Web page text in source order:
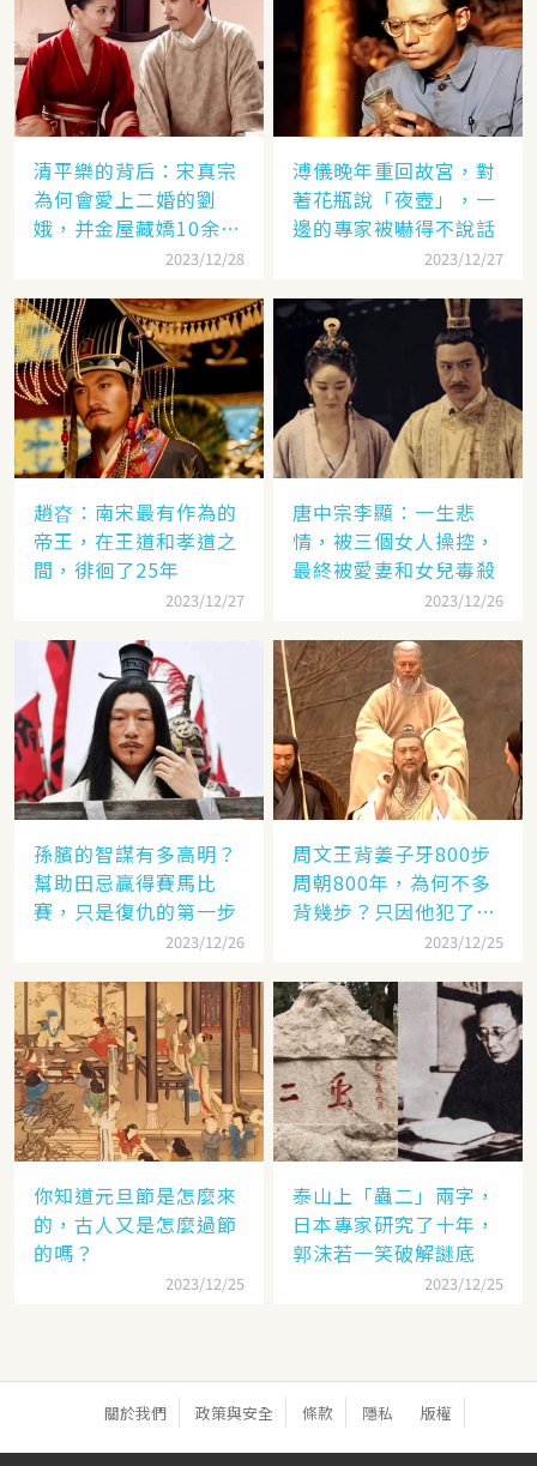
清平樂的背后：宋真宗
為何會愛上二婚的劉
娥，并金屋藏嬌10余
2023/12/28
溥儀晚年重回故宮，對
著花瓶說「夜壺」，一
邊的專家被嚇得不說話
2023/12/27
趙昚：南宋最有作為的
帝王，在王道和孝道之
間，徘徊了25年
2023/12/27
唐中宗李顯：一生悲
情，被三個女人操控，
最終被愛妻和女兒毒殺
2023/12/26
孫臏的智謀有多高明？
幫助田忌贏得賽馬比
賽，只是復仇的第一步
2023/12/26
周文王背姜子牙800步
周朝800年，為何不多
背幾步？只因他犯了個
2023/12/25
你知道元旦節是怎麼來
的，古人又是怎麼過節
的嗎？
2023/12/25
泰山上「蟲二」兩字，
日本專家研究了十年，
郭沫若一笑破解謎底
2023/12/25
關於我們 政策與安全 條款 隱私 版權